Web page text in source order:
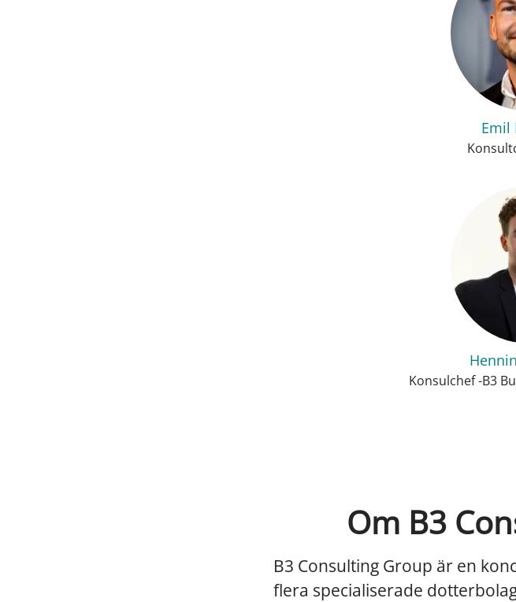
Emil
Konsulchef -B3
Om B3
B3 Consulting Group är en
flera specialiserade